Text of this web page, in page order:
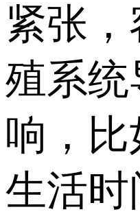
紧张
殖系统
响，
生活时